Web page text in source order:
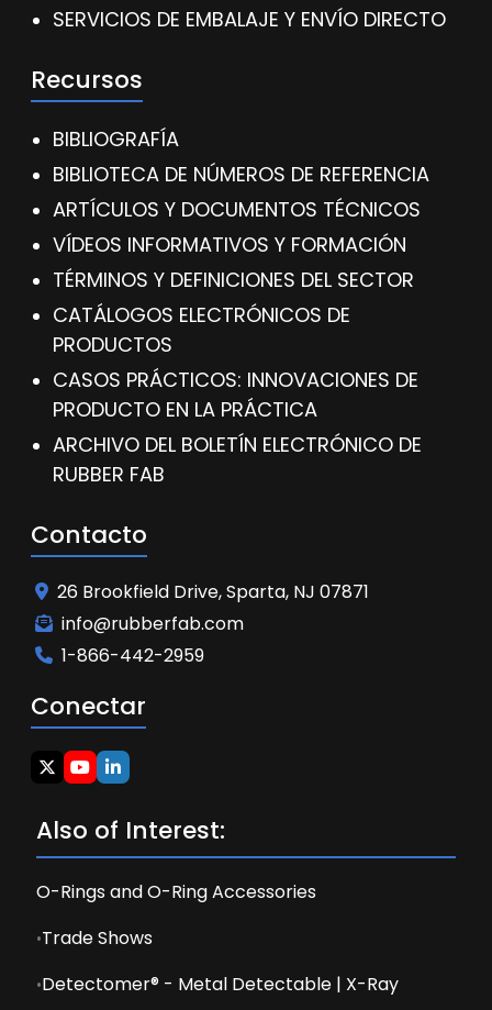
SERVICIOS DE EMBALAJE Y ENVÍO DIRECTO
Recursos
BIBLIOGRAFÍA
BIBLIOTECA DE NÚMEROS DE REFERENCIA
ARTÍCULOS Y DOCUMENTOS TÉCNICOS
VÍDEOS INFORMATIVOS Y FORMACIÓN
TÉRMINOS Y DEFINICIONES DEL SECTOR
CATÁLOGOS ELECTRÓNICOS DE
PRODUCTOS
CASOS PRÁCTICOS: INNOVACIONES DE
PRODUCTO EN LA PRÁCTICA
ARCHIVO DEL BOLETÍN ELECTRÓNICO DE
RUBBER FAB
Contacto
26 Brookfield Drive, Sparta, NJ 07871
info@rubberfab.com
1-866-442-2959
Conectar
Also of Interest:
O-Rings and O-Ring Accessories
Trade Shows
Detectomer® - Metal Detectable | X-Ray